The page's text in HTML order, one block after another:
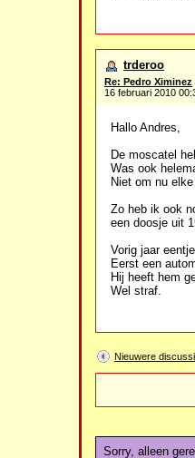
trderoo
Re: Pedro Ximinez
16 februari 2010
Hallo Andres,
De moscatel
Was ook
Niet om nu
Zo heb ik ook
een doosje uit
Vorig jaar
Eerst een
Hij heeft hem
Wel straf.
Nieuwere
Sorry, alleen